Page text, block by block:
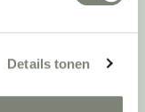
Details tonen